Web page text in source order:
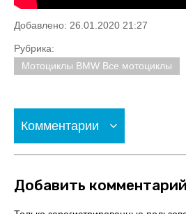
Добавлено: 26.01.2020 21:27
Рубрика:
Мотоциклы BMW Все мотоциклы
Комментарии
Добавить комментарий